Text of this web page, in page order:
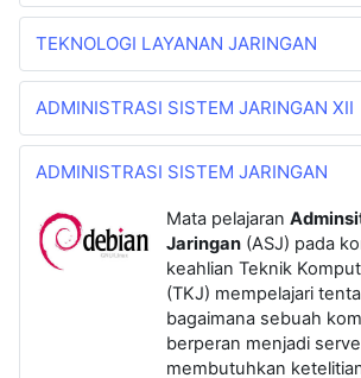
TEKNOLOGI LAYANAN JARINGAN
ADMINISTRASI SISTEM JARINGAN XII
ADMINISTRASI SISTEM JARINGAN
Mata pelajaran
Jaringan (ASJ) pada
keahlian Teknik
(TKJ) mempelajari
bagaimana sebuah
berperan menjadi
membutuhkan